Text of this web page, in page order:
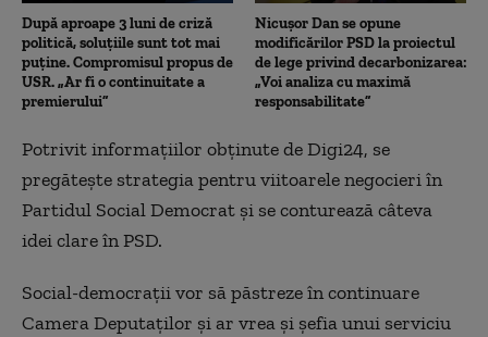
După aproape 3 luni de criză
politică, soluțiile sunt tot mai
puține. Compromisul propus de
USR. „Ar fi o continuitate a
premierului”
Nicușor Dan se opune
modificărilor PSD la proiectul
de lege privind decarbonizarea:
„Voi analiza cu maximă
responsabilitate”
Potrivit informațiilor obținute de Digi24, se
pregătește strategia pentru viitoarele negocieri în
Partidul Social Democrat și se conturează câteva
idei clare în PSD.
Social-democrații vor să păstreze în continuare
Camera Deputaților și ar vrea și șefia unui serviciu